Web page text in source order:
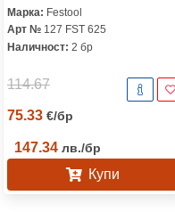
27х28/70 мм, ф 8 мм, HW
S8 D30/28
Марка: Festool
Арт № 127 FST 625
Наличност: 2 бр
114.67
75.33 €/бр
147.34 лв./бр
Купи